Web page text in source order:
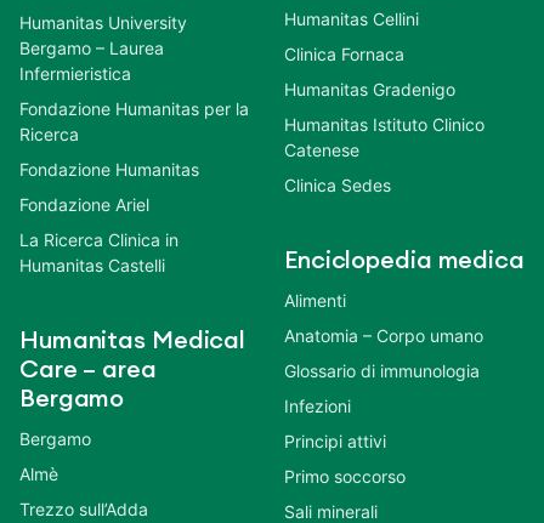
Humanitas University
Bergamo – Laurea
Infermieristica
Fondazione Humanitas per la
Ricerca
Fondazione Humanitas
Fondazione Ariel
La Ricerca Clinica in
Humanitas Castelli
Humanitas Medical
Care – area
Bergamo
Bergamo
Almè
Trezzo sull’Adda
Humanitas Cellini
Clinica Fornaca
Humanitas Gradenigo
Humanitas Istituto Clinico
Catenese
Clinica Sedes
Enciclopedia medica
Alimenti
Anatomia – Corpo umano
Glossario di immunologia
Infezioni
Principi attivi
Primo soccorso
Sali minerali